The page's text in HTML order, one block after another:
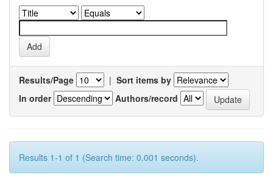
Results/Page | Sort items by
In order
Authors/record
Results 1-1 of 1 (Search time: 0.001 seconds).